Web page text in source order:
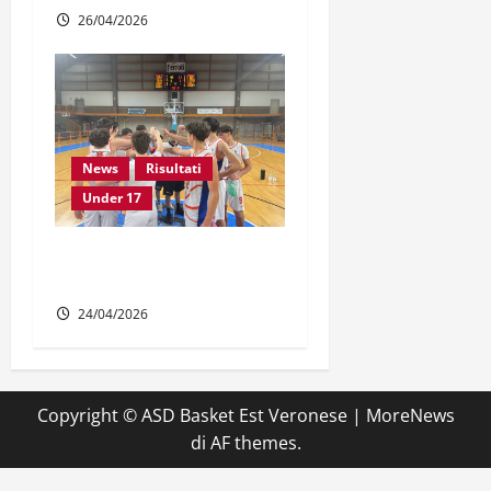
26/04/2026
News
Risultati
Under 17
24/04/2026
Copyright © ASD Basket Est Veronese | MoreNews
di AF themes.